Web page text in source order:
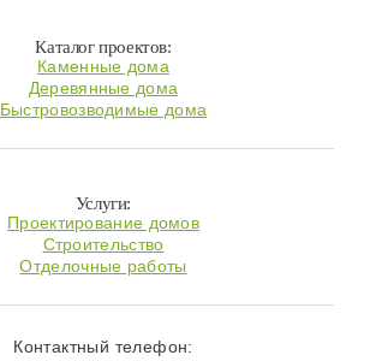
Каталог проектов:
Каменные дома
Деревянные дома
Быстровозводимые дома
Услуги:
Проектирование домов
Строительство
Отделочные работы
Контактный телефон: